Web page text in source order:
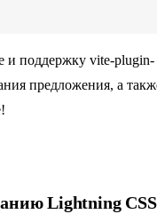
и поддержку vite-plugin-
предложения, а
Lightning CSS